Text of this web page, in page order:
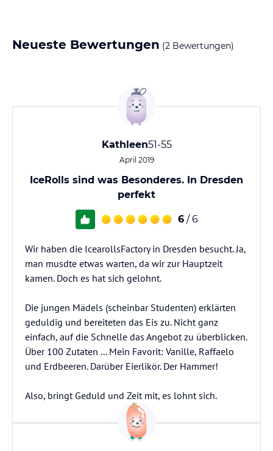
Neueste Bewertungen (2 Bewertungen)
Kathleen51-55
April 2019
IceRolls sind was Besonderes. In Dresden
perfekt
6 / 6
Wir haben die IcearollsFactory in Dresden besucht. Ja,
man musdte etwas warten, da wir zur Hauptzeit
kamen. Doch es hat sich gelohnt.
Die jungen Mädels (scheinbar Studenten) erklärten
geduldig und bereiteten das Eis zu. Nicht ganz
einfach, auf die Schnelle das Angebot zu überblicken.
Über 100 Zutaten ... Mein Favorit: Vanille, Raffaelo
und Erdbeeren. Darüber Eierlikör. Der Hammer!
Also, bringt Geduld und Zeit mit, es lohnt sich.